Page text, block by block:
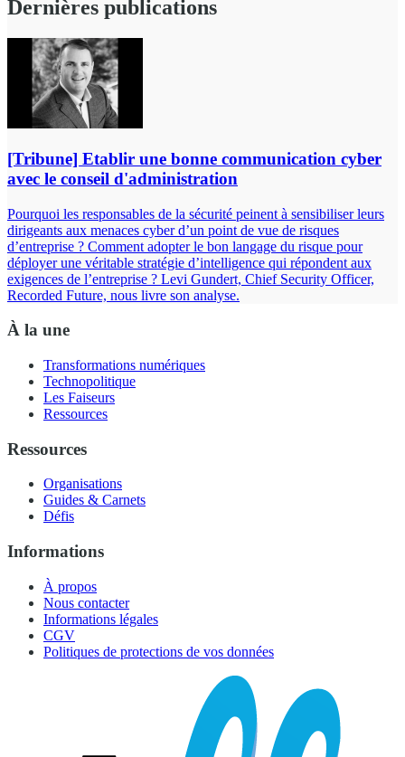
Dernières publications
[Tribune] Etablir une bonne communication cyber
avec le conseil d'administration
Pourquoi les responsables de la sécurité peinent à sensibiliser leurs
dirigeants aux menaces cyber d’un point de vue de risques
d’entreprise ? Comment adopter le bon langage du risque pour
déployer une véritable stratégie d’intelligence qui répondent aux
exigences de l’entreprise ? Levi Gundert, Chief Security Officer,
Recorded Future, nous livre son analyse.
À la une
Transformations numériques
Technopolitique
Les Faiseurs
Ressources
Ressources
Organisations
Guides & Carnets
Défis
Informations
À propos
Nous contacter
Informations légales
CGV
Politiques de protections de vos données